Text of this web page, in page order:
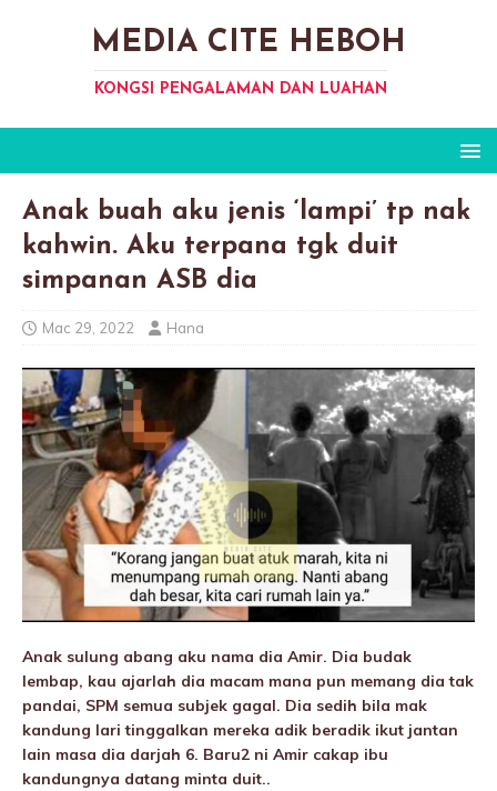
MEDIA CITE HEBOH
KONGSI PENGALAMAN DAN LUAHAN
Anak buah aku jenis ‘lampi’ tp nak
kahwin. Aku terpana tgk duit
simpanan ASB dia
Mac 29, 2022 Hana
Anak sulung abang aku nama dia Amir. Dia budak
lembap, kau ajarlah dia macam mana pun memang dia tak
pandai, SPM semua subjek gagal. Dia sedih bila mak
kandung lari tinggalkan mereka adik beradik ikut jantan
lain masa dia darjah 6. Baru2 ni Amir cakap ibu
kandungnya datang minta duit..